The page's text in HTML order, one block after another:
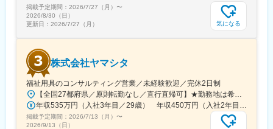
掲載予定期間： 2026/7/27（月） 〜
2026/8/30（日）
更新日： 2026/7/27（月） 気になる
株式会社ヤマシタ
福祉用具のコンサルティング営業／未経験歓迎／完休2日制
掲載予定期間： 2026/7/13（月） 〜
2026/9/13（日）